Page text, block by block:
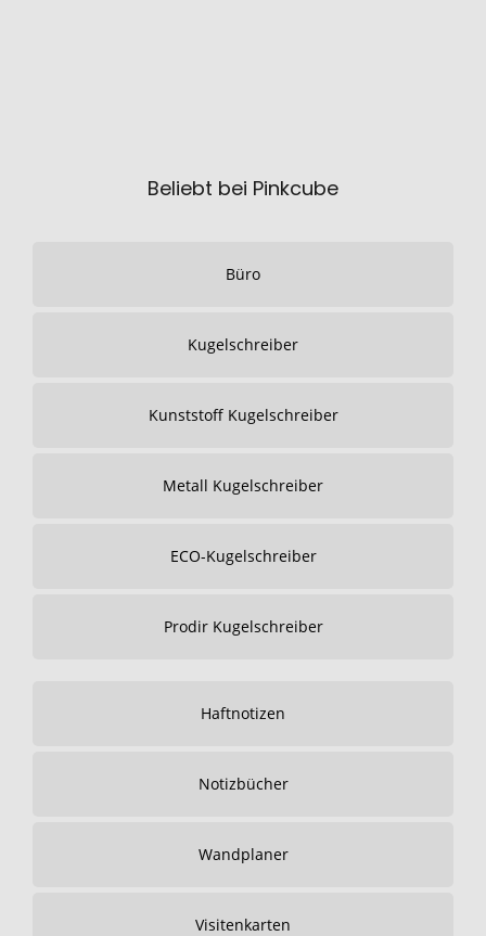
Beliebt bei Pinkcube
Büro
Kugelschreiber
Kunststoff Kugelschreiber
Metall Kugelschreiber
ECO-Kugelschreiber
Prodir Kugelschreiber
Haftnotizen
Notizbücher
Wandplaner
Visitenkarten